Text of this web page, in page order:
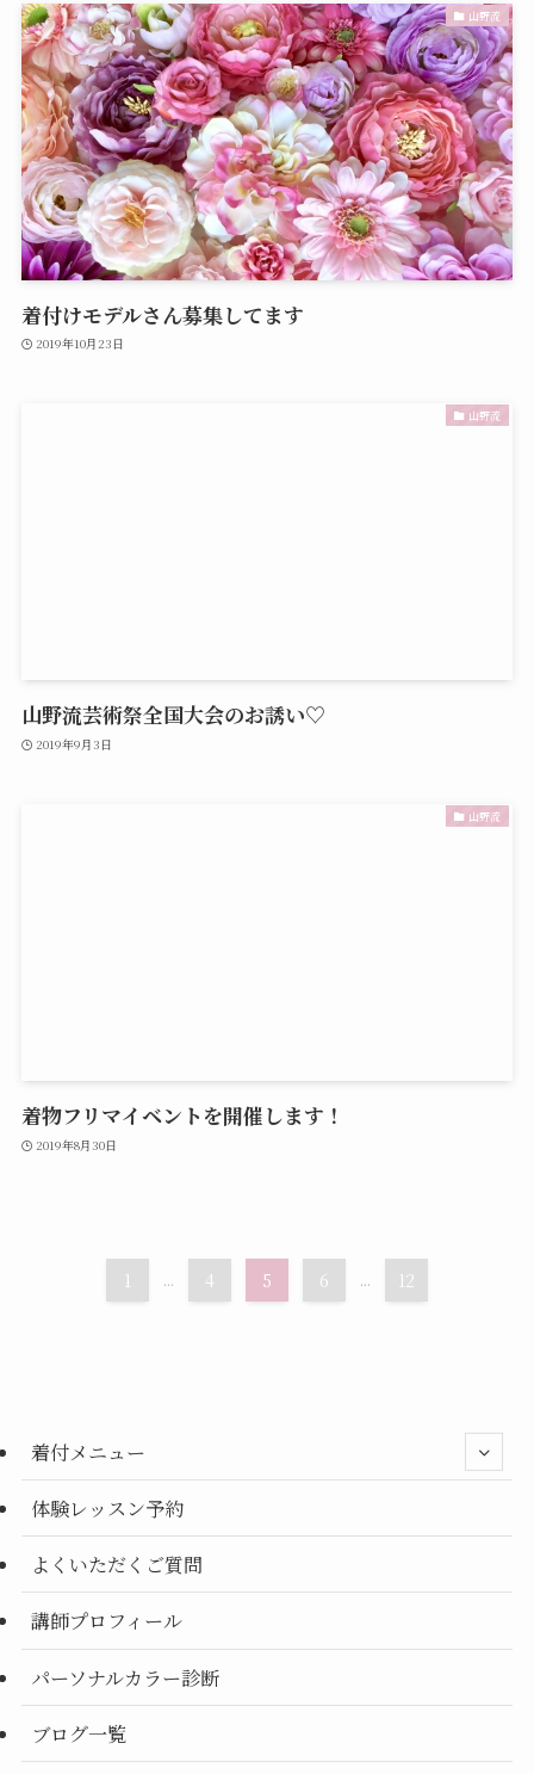
山野流
着付けモデルさん募集してます
2019年10月23日
山野流
山野流芸術祭全国大会のお誘い♡
2019年9月3日
山野流
着物フリマイベントを開催します！
2019年8月30日
1 ... 4 5 6 ... 12
着付メニュー
体験レッスン予約
よくいただくご質問
講師プロフィール
パーソナルカラー診断
ブログ一覧